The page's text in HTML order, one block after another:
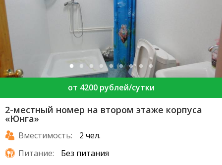
от 4200 рублей/сутки
2-местный номер на втором этаже корпуса
«Юнга»
Вместимость:
2 чел.
Питание:
Без питания